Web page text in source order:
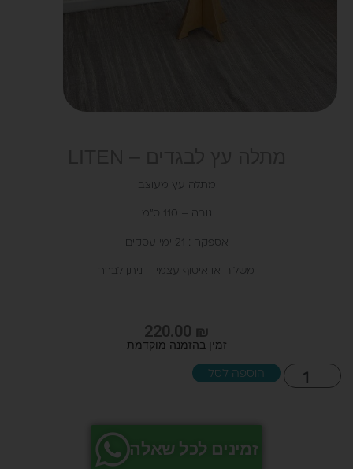
מתלה עץ מעוצב
גובה – 110 ס"מ
אספקה : 21 ימי עסקים
משלוח או איסוף עצמי – ניתן לברר
220.00 ₪
זמינים לכל שאלה